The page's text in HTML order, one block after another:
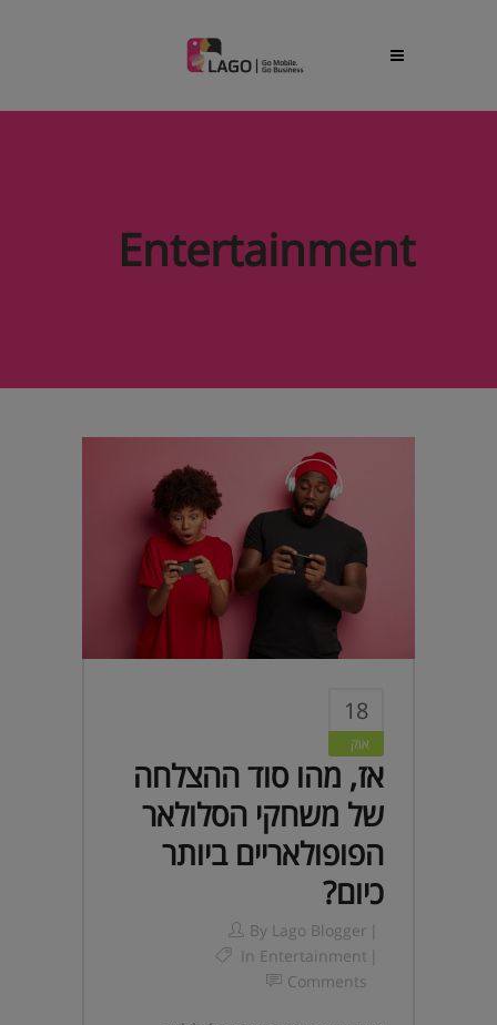
Entertainment
18
אוק
אז, מהו סוד ההצלחה
של משחקי הסלולאר
הפופולאריים ביותר
כיום?
By Lago Blogger
In Entertainment
Comments